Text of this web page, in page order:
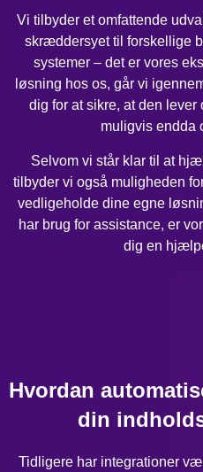
Vi tilbyder et omfattende
skræddersyet til forskellige
systemer – det er vores
løsning hos os, går vi
dig for at sikre, at den
muligvis endda
Selvom vi står klar til at
tilbyder vi også muligheden
vedligeholde dine egne
har brug for assistance, er
dig en
Hvordan
din
Tidligere har integrationer